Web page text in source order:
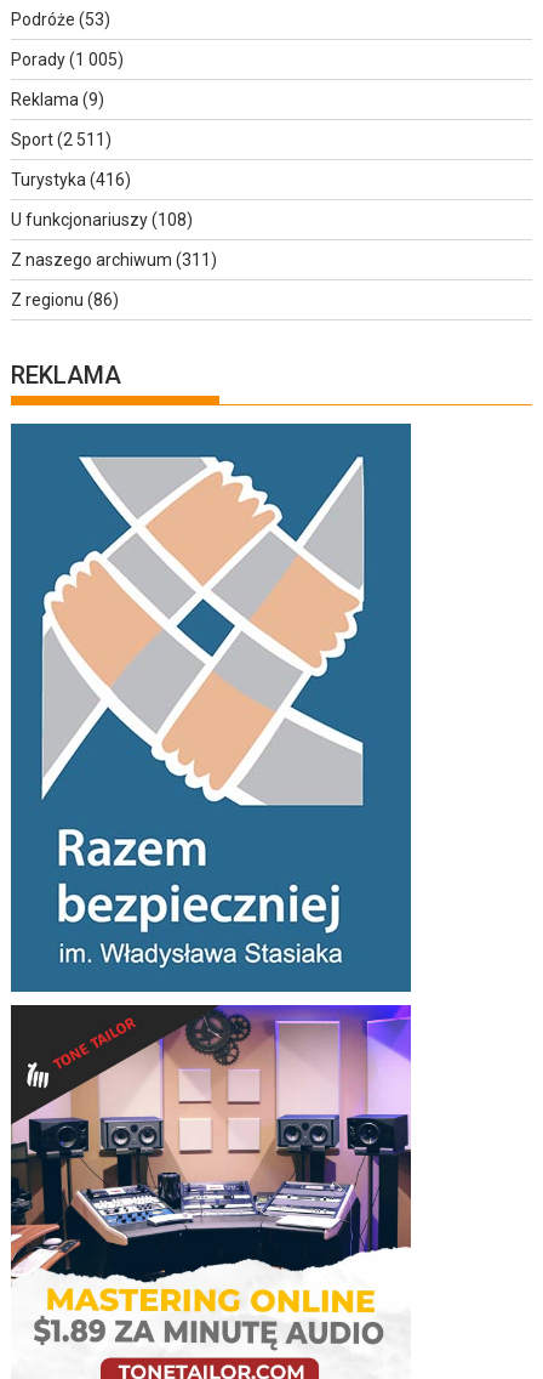
Podróże (53)
Porady(1 005)
Reklama(9)
Sport(2 511)
Turystyka(416)
U funkcjonariuszy(108)
Z naszego archiwum (311)
Z regionu (86)
REKLAMA